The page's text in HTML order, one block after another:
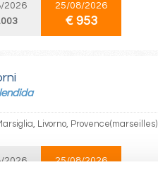
2026
25/08/2026
€ 953
Livorno, Provence(marseilles)
2026
25/08/2026